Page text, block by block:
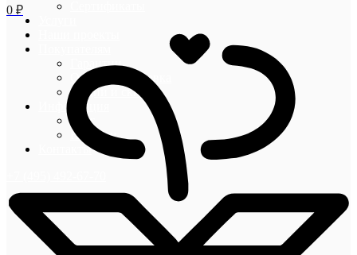
Гарантии
Оплата и доставка
Акции и скидки
Информация
Блог
Новости
Контакты
0 ₽